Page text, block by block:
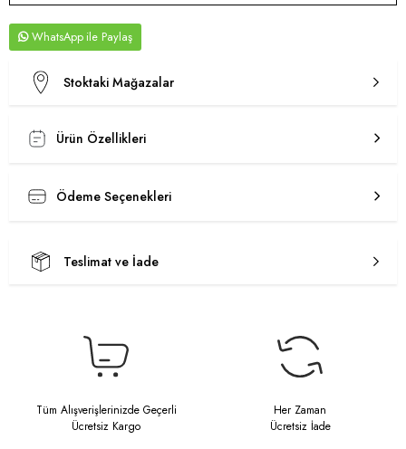
WhatsApp
Stoktaki Mağazalar
Ürün Özellikleri
Ödeme Seçenekleri
Teslimat ve İade
Tüm Alışverişlerinizde Geçerli
Ücretsiz Kargo
Her Zaman
Ücretsiz İade